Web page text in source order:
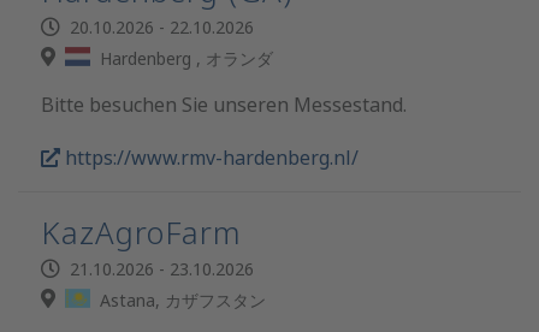
20.10.2026 - 22.10.2026
Hardenberg , オランダ
Bitte besuchen Sie unseren Messestand.
https://www.rmv-hardenberg.nl/
KazAgroFarm
21.10.2026 - 23.10.2026
Astana, カザフスタン